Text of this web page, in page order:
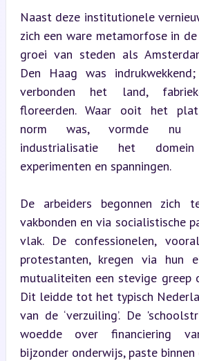
Naast deze institutionele
zich een ware metamorfose in
groei van steden als
Den Haag was
verbonden het land,
floreerden. Waar ooit het
norm was, vormde nu
industrialisatie het
experimenten en spanningen.
De arbeiders begonnen zich
vakbonden en via socialistische
vlak. De confessionelen,
protestanten, kregen via hun
mutualiteiten een stevige greep
Dit leidde tot het typisch
van de ‘verzuiling’. De
woedde over financiering
bijzonder onderwijs, paste